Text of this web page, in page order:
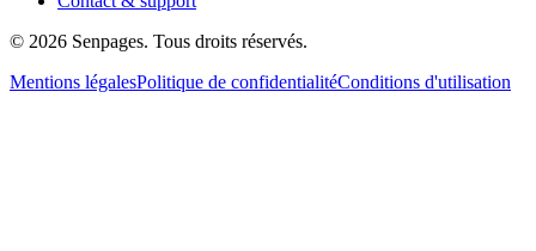
© 2026 Senpages. Tous droits réservés.
Mentions légalesPolitique de confidentialitéConditions d'utilisation